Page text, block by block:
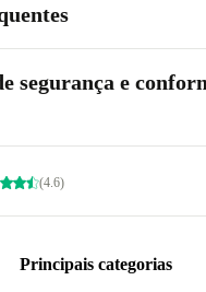
segurança e
(4.6)
Principais categorias